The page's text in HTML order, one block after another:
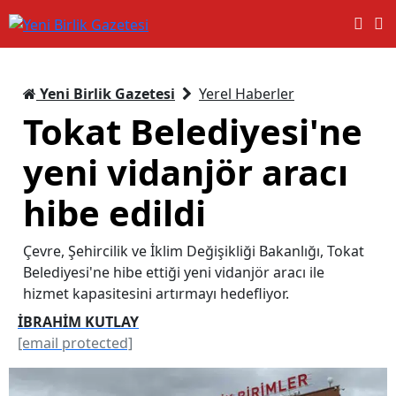
Yeni Birlik Gazetesi Yerel Haberler
Tokat Belediyesi'ne
yeni vidanjör aracı
hibe edildi
Çevre, Şehircilik ve İklim Değişikliği Bakanlığı, Tokat
Belediyesi'ne hibe ettiği yeni vidanjör aracı ile
hizmet kapasitesini artırmayı hedefliyor.
İBRAHİM KUTLAY
[email protected]